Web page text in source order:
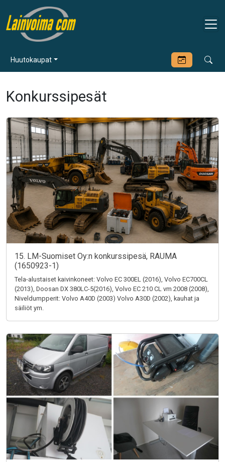
Huutokaupat
Konkurssipesät
15. LM-Suomiset Oy:n konkurssipesä, RAUMA
(1650923-1)
Tela-alustaiset kaivinkoneet: Volvo EC 300EL (2016), Volvo EC700CL
(2013), Doosan DX 380LC-5(2016), Volvo EC 210 CL vm 2008 (2008),
Niveldumpperit: Volvo A40D (2003) Volvo A30D (2002), kauhat ja
säiliöt ym.